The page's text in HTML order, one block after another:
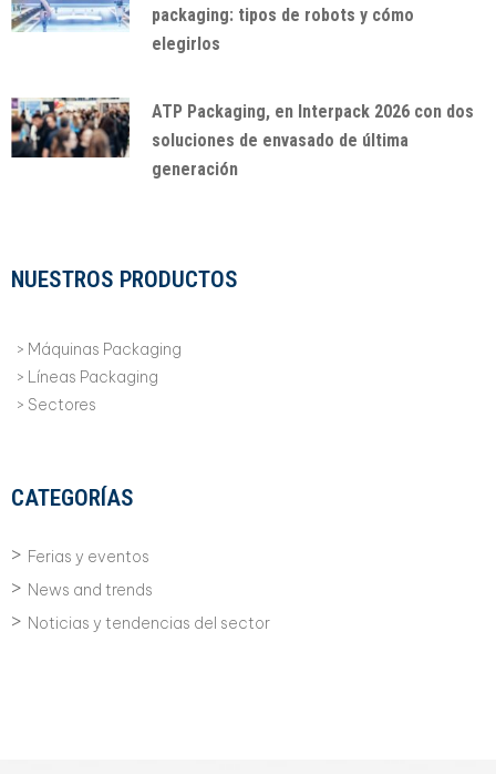
packaging: tipos de robots y cómo
elegirlos
ATP Packaging, en Interpack 2026 con dos
soluciones de envasado de última
generación
NUESTROS PRODUCTOS
Máquinas Packaging
Líneas Packaging
Sectores
CATEGORÍAS
Ferias y eventos
News and trends
Noticias y tendencias del sector